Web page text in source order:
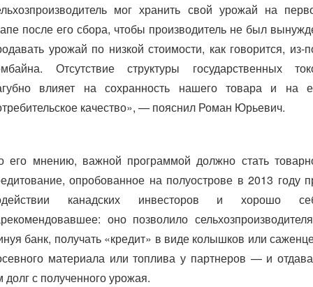
мог хранить свой урожай на
после его сбора, чтобы производитель не был
урожай по низкой стоимости, как говорится, из-
Отсутствие структуры государственных
влияет на сохранность нашего товара и на
качество», — пояснил Роман Юрьевич.
его мнению, важной программой должно стать
опробованное на полуострове в 2013 году
канадских инвесторов и хорошо
оно позволило
банк, получать «кредит» в виде колышков или
материала или топлива у партнеров — и
долг с полученного урожая.